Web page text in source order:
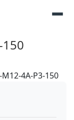
150
M12-4A-P3-150